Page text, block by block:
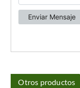
Otros productos